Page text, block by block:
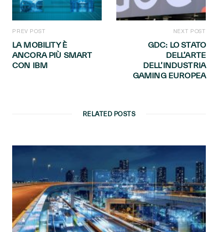
PREV POST
LA MOBILITY È
ANCORA PIÙ SMART
CON IBM
NEXT POST
GDC: LO STATO
DELL’ARTE
DELL’INDUSTRIA
GAMING EUROPEA
RELATED POSTS